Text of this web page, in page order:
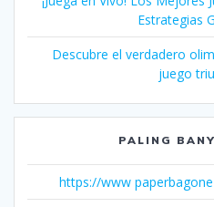
Estrategias
Descubre el verdadero
juego
PALING
https://www